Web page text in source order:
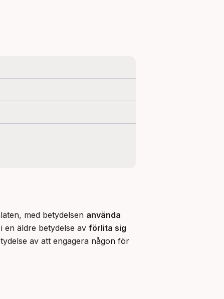
med betydelsen använda
en äldre betydelse av förlita sig
av att engagera någon för